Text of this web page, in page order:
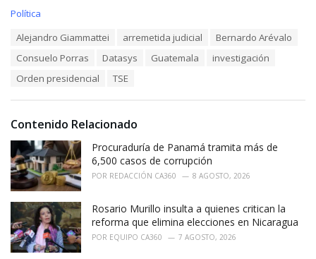
C
s
:
Política
Alejandro Giammattei arremetida judicial
Bernardo Arévalo
Consuelo Porras
Datasys Guatemala
investigación
Orden presidencial
TSE
Contenido Relacionado
Procuraduría de Panamá tramita más de
6,500 casos de corrupción
POR REDACCIÓN CA360 8 AGOSTO, 2026
Rosario Murillo insulta a quienes critican la
reforma que elimina elecciones en Nicaragua
POR EQUIPO CA360 7 AGOSTO, 2026